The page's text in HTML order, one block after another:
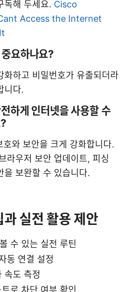
독해 두세요. Cisco
Access the Internet
요하나요?
화하고 비밀번호가 유출되더라
니다.
하게 인터넷을 사용할 수
와 보안을 크게 강화합니다.
라우저 보안 업데이트, 피싱
을 보완할 수 있습니다.
실전 활용 제안
수 있는 실전 루틴
동 연결 설정
속도 측정
로 차단 여부 확인